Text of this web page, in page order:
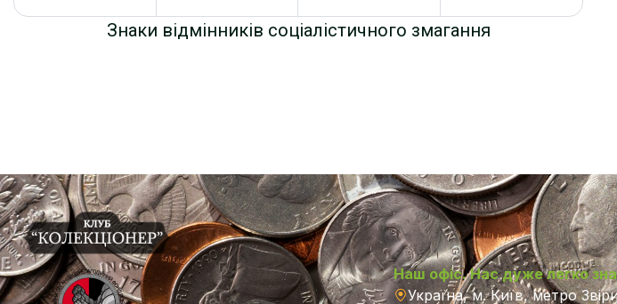
Знаки відмінників соціалістичного змагання
Наш офіс. Нас дуже легко
Україна, м. Київ, метро